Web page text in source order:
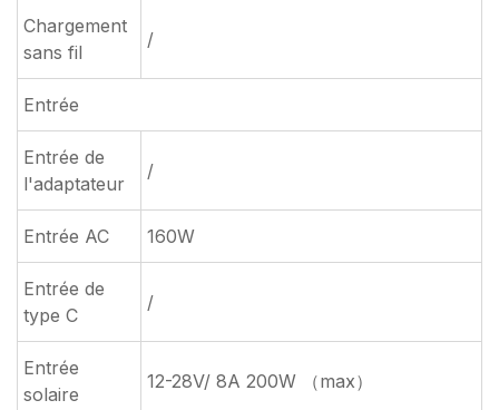
Chargement
sans fil
/
Entrée
Entrée de
l'adaptateur
/
Entrée AC 160W
Entrée de
type C
/
Entrée
solaire
12-28V/ 8A 200W （max）